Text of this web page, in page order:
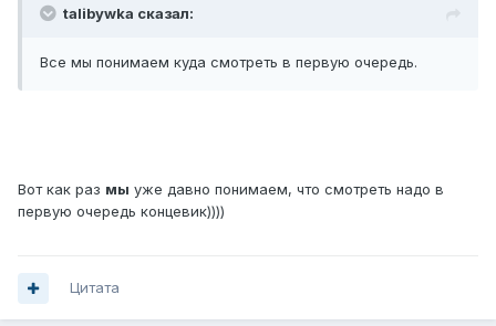
talibywka сказал:
Все мы понимаем куда смотреть в первую очередь.
Вот как раз мы уже давно понимаем, что смотреть надо в
первую очередь концевик))))
Цитата